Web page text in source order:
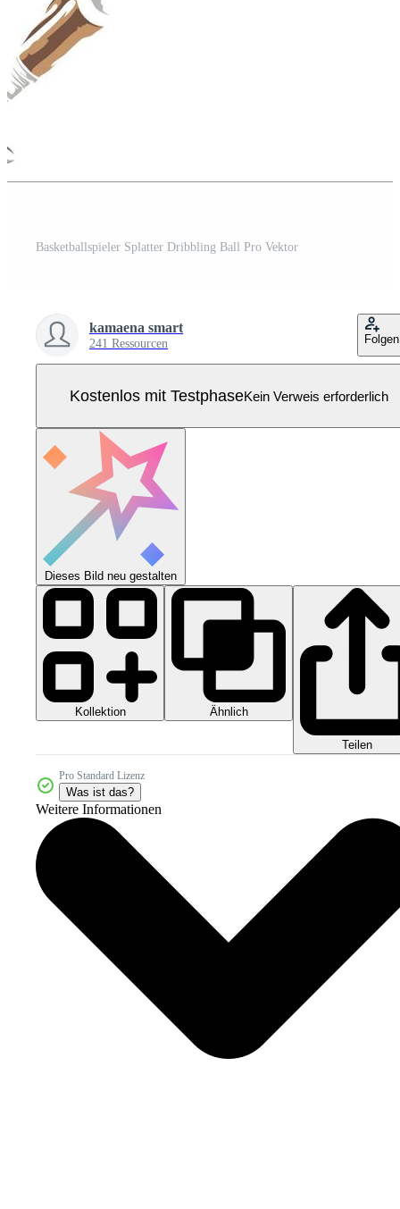
Basketballspieler Splatter Dribbling Ball Pro Vektor
kamaena smart
241 Ressourcen Folgen
Kostenlos mit TestphaseKein Verweis erforderlich
Dieses Bild neu gestalten
Kollektion Ähnlich
Teilen
Pro Standard Lizenz
Was ist das?
Weitere Informationen